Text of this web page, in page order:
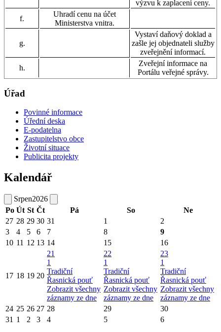
výzvu k zaplacení ceny.
f.
Uhradí cenu na účet
Ministerstva vnitra.
g.
Vystaví daňový doklad a
zašle jej objednateli služby
zveřejnění informací.
h.
Zveřejní informace na
Portálu veřejné správy.
Úřad
Povinné informace
Úřední deska
E-podatelna
Zastupitelstvo obce
Životní situace
Publicita projekty
Kalendář
Srpen2026
Po Út St Čt Pá So
Ne
27 28 29 30 31 1
2
3
4 5 6 7 8
9
10 11 12 13 14 15 16
17 18 19 20
21
1
Tradiční
Řasnická pouť
Zobrazit všechny
záznamy ze dne
22
1
Tradiční
Řasnická pouť
Zobrazit všechny
záznamy ze dne
23
1
Tradiční
Řasnická pouť
Zobrazit všechny
záznamy ze dne
24 25 26 27 28 29
30
31 1 2 3 4 5 6